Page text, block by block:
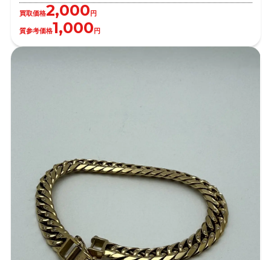
買取価格2,000 円
質参考価格1,000 円